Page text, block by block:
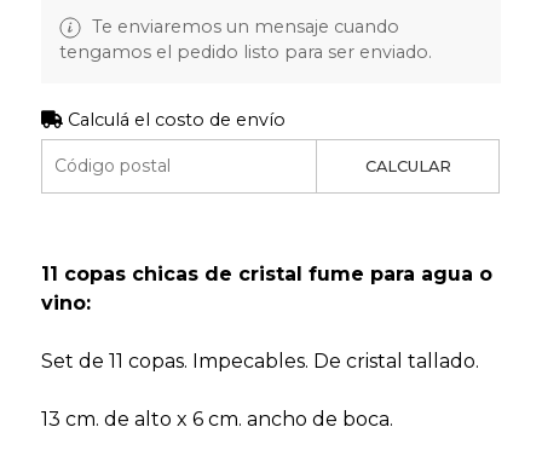
Te enviaremos un mensaje cuando
tengamos el pedido listo para ser enviado.
Calculá el costo de envío
CALCULAR
11 copas chicas de cristal fume para agua o
vino:
Set de 11 copas. Impecables. De cristal tallado.
13 cm. de alto x 6 cm. ancho de boca.